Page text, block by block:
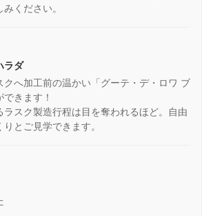
ください。
ラダ
クへ加工前の温かい「グーテ・デ・ロワ ブ
きます！
ラスク製造行程は目を奪われるほど。自由
とご見学できます。